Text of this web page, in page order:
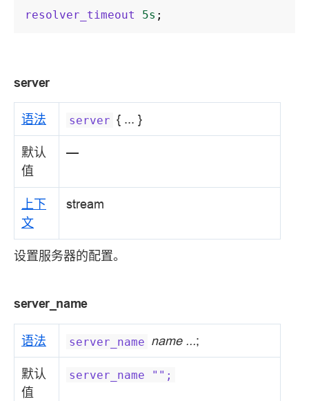
resolver_timeout 5s ;
server
语法 server { ... }
默认
值
—
上下
文
stream
设置服务器的配置。
server_name
语法 server_name name ...;
默认
值
server_name "";